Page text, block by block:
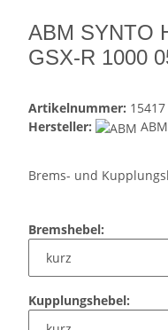
ABM SYNTO
GSX-R 1000
Artikelnummer: 15417
Hersteller:
ABM
Brems- und
Bremshebel:
Kupplungshebel: